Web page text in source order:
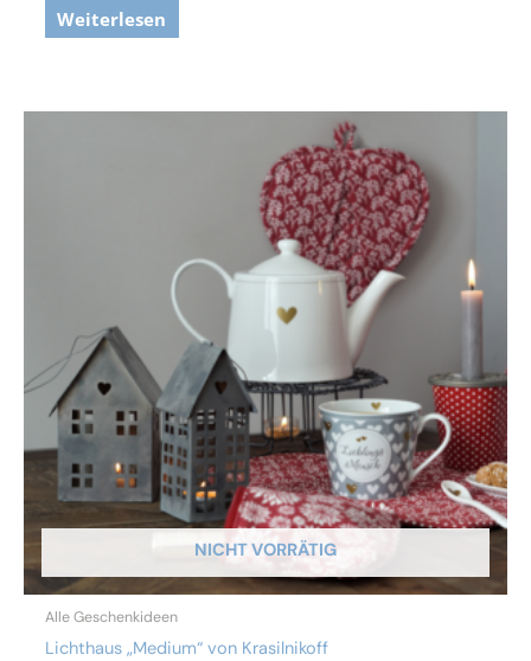
Weiterlesen
NICHT VORRÄTIG
Alle Geschenkideen
Lichthaus „Medium“ von Krasilnikoff